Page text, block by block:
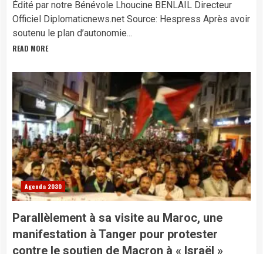
Édité par notre Bénévole Lhoucine BENLAIL Directeur
Officiel Diplomaticnews.net Source: Hespress Après avoir
soutenu le plan d’autonomie...
READ MORE
Agenda 2030
Parallèlement à sa visite au Maroc, une
manifestation à Tanger pour protester
contre le soutien de Macron à « Israël »